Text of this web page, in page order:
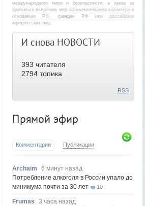
международного мира и безопасности, а также за
призывы к введению мер ограничительного характера в
отношении РФ, граждан РФ или российских
юридических лиц.
И снова НОВОСТИ
393 читателя
2794 топика
RSS
Прямой эфир
Комментарии Публикации
Archaim
6 минут назад
Потребление алкоголя в России упало до
минимума почти за 30 лет
10
Frumas
3 часа назад